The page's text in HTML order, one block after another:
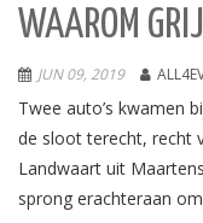
WAAROM
JUN 09, 2019
Twee auto’s kwamen
de sloot terecht, recht
Landwaart uit
sprong erachteraan